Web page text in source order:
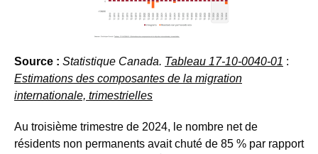
Source : Statistique Canada. Tableau 17-10-0040-01 :
Estimations des composantes de la migration
internationale, trimestrielles
Au troisième trimestre de 2024, le nombre net de
résidents non permanents avait chuté de 85 % par rapport